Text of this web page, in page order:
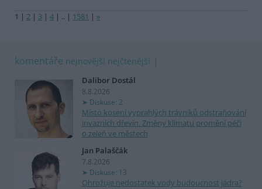
1 | 2 | 3 | 4 | .. | 1581 | »
komentáře nejnovější nejčtenější
Dalibor Dostál
8.8.2026
Diskuse: 2
Místo kosení vyprahlých trávníků odstraňování
invazních dřevin. Změny klimatu promění péči
o zeleň ve městech
Jan Palaščák
7.8.2026
Diskuse: 13
Ohrožuje nedostatek vody budoucnost jádra?